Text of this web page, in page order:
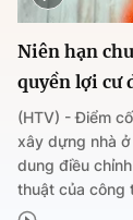
Niên hạn
quyền lợi cư
(HTV) - Điểm
xây dựng nhà
dung điều
thuật của công